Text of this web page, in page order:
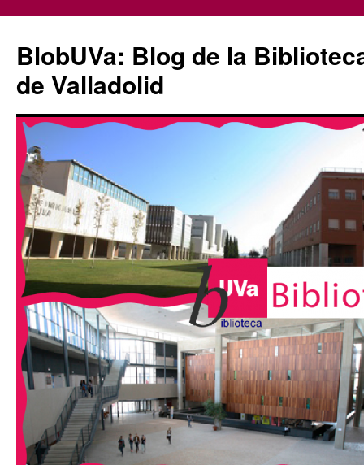
contenido
BlobUVa: Blog de la
de Valladolid